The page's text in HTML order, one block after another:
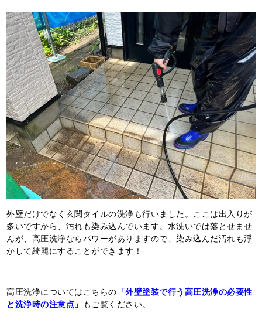
外壁だけでなく玄関タイルの洗浄も行いました。ここは出入りが
多いですから、汚れも染み込んでいます。水洗いでは落とせませ
んが、高圧洗浄ならパワーがありますので、染み込んだ汚れも浮
かして綺麗にすることができます！
高圧洗浄についてはこちらの 「外壁塗装で行う高圧洗浄の必要性
と洗浄時の注意点」 もご覧ください。